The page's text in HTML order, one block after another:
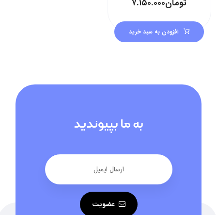
افزودن به سبد خرید
به ما بپیوندید
عضویت